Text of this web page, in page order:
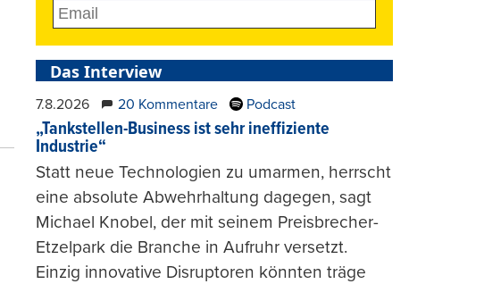
Das Interview
7.8.2026 20 Kommentare Podcast
„Tankstellen-Business ist sehr ineffiziente
Industrie“
Statt neue Technologien zu umarmen, herrscht
eine absolute Abwehrhaltung dagegen, sagt
Michael Knobel, der mit seinem Preisbrecher-
Etzelpark die Branche in Aufruhr versetzt.
Einzig innovative Disruptoren könnten träge